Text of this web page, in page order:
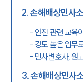
2.손해배상민사
- 안전 관련 교육
- 강도 높은 업무
- 민사변호사, 원
3.손해배상민사